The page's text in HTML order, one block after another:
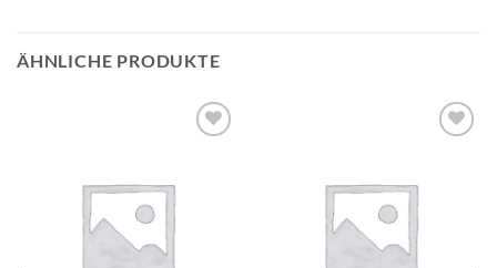
ÄHNLICHE PRODUKTE